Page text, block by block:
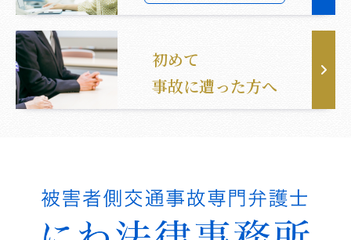
初めて
事故に遭った方へ